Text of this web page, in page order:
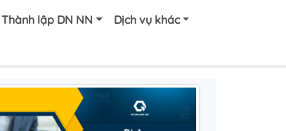
Thành lập DN NN
Dịch vụ khác